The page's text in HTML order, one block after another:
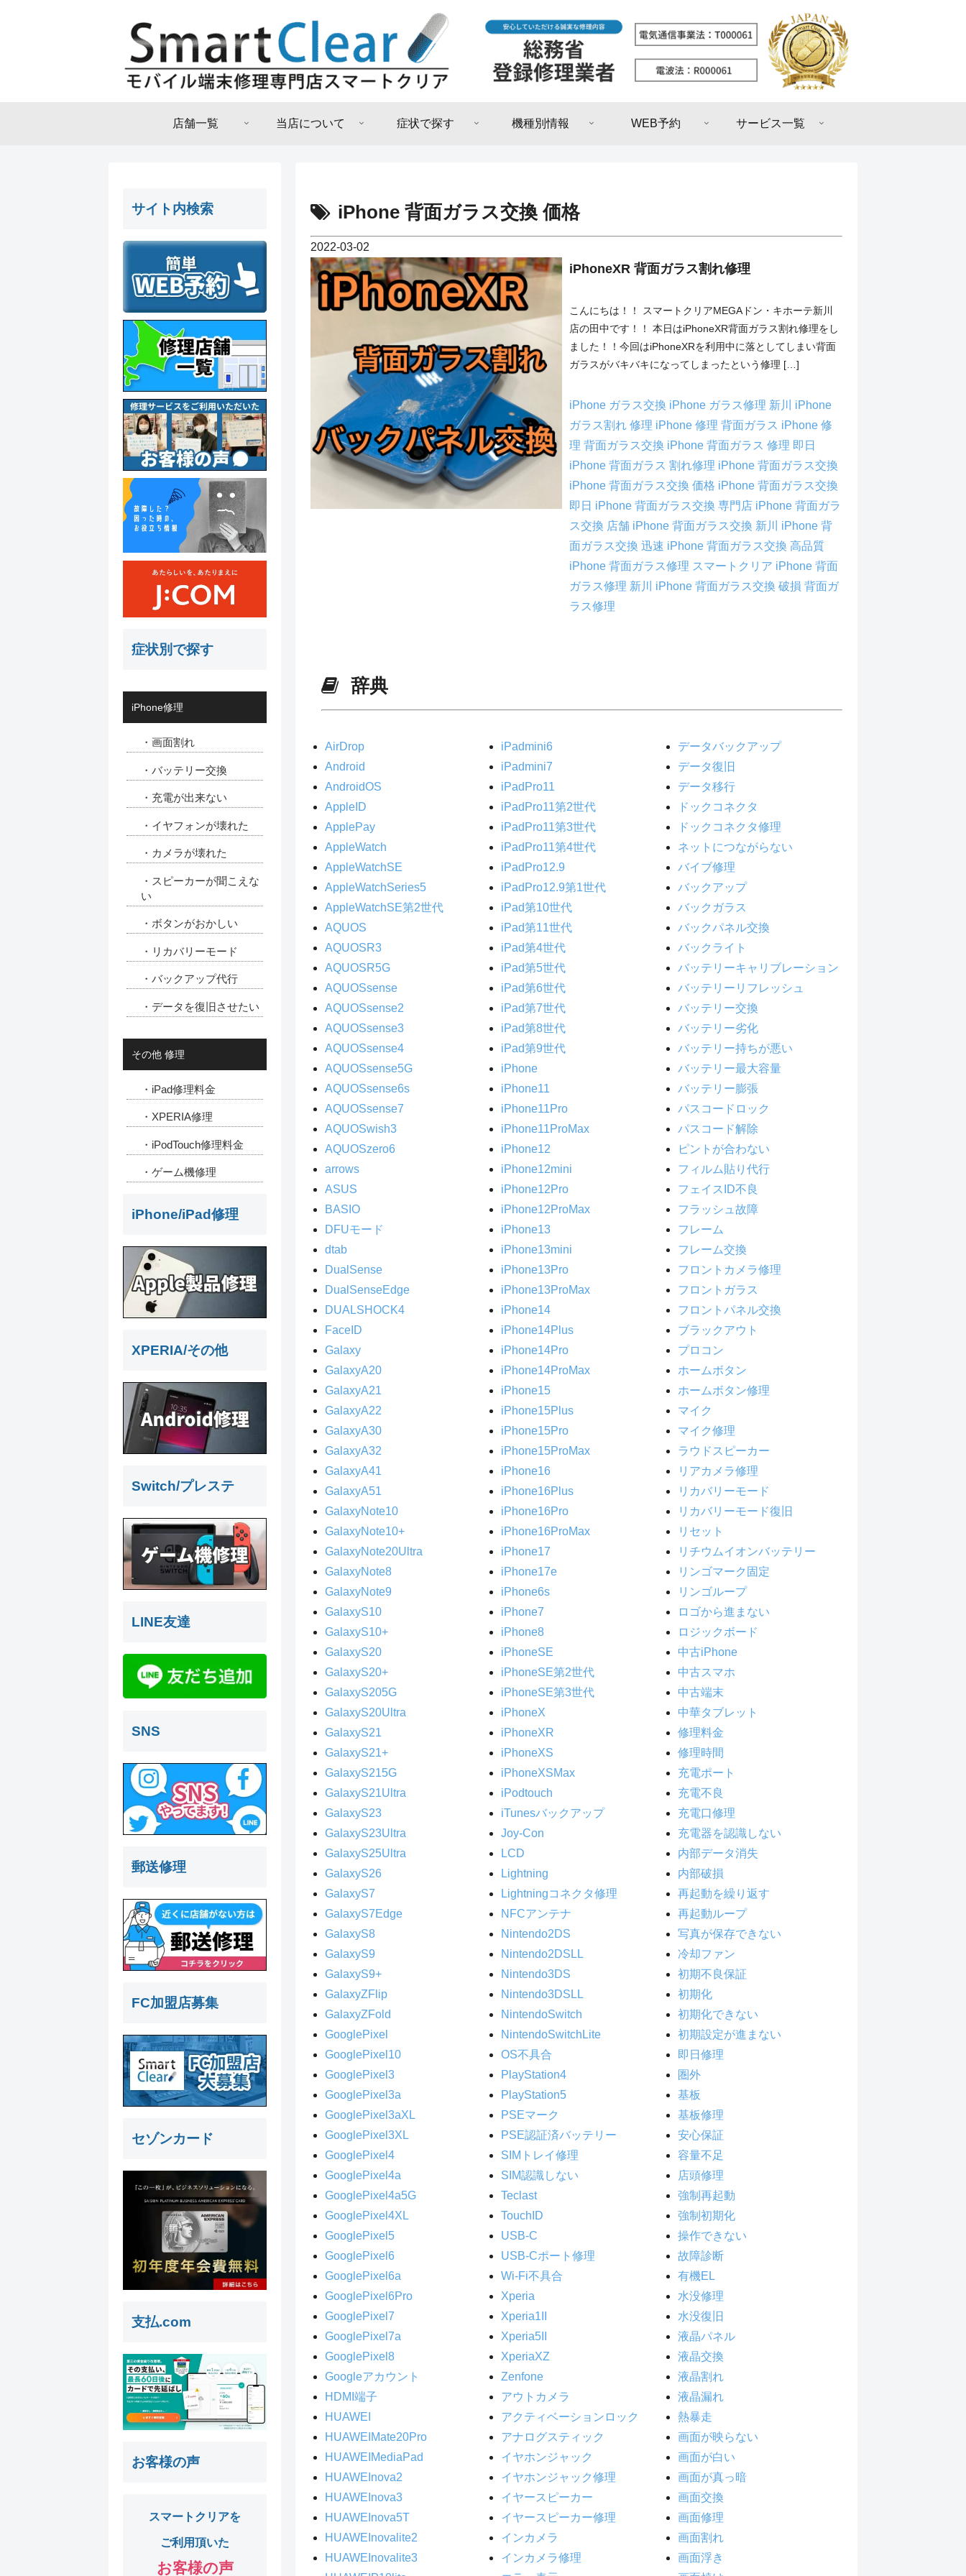
店舗一覧 当店について 症状で探す 機種別情報 WEB予約 サービス一覧
iPhone 背面ガラス交換 価格
2022-03-02
iPhoneXR 背面ガラス割れ修理
こんにちは！！ スマートクリアMEGAドン・キホーテ新川
店の田中です！！ 本日はiPhoneXR背面ガラス割れ修理をし
ました！！今回はiPhoneXRを利用中に落としてしまい背面
ガラスがバキバキになってしまったという修理 […]
iPhone ガラス交換 iPhone ガラス修理 新川 iPhone
ガラス割れ 修理 iPhone 修理 背面ガラス iPhone 修
理 背面ガラス交換 iPhone 背面ガラス 修理 即日
iPhone 背面ガラス 割れ修理 iPhone 背面ガラス交換
iPhone 背面ガラス交換 価格 iPhone 背面ガラス交換
即日 iPhone 背面ガラス交換 専門店 iPhone 背面ガラ
ス交換 店舗 iPhone 背面ガラス交換 新川 iPhone 背
面ガラス交換 迅速 iPhone 背面ガラス交換 高品質
iPhone 背面ガラス修理 スマートクリア iPhone 背面
ガラス修理 新川 iPhone 背面ガラス交換 破損 背面ガ
ラス修理
辞典
AirDrop
Android
AndroidOS
AppleID
ApplePay
AppleWatch
AppleWatchSE
AppleWatchSeries5
AppleWatchSE第2世代
AQUOS
AQUOSR3
AQUOSR5G
AQUOSsense
AQUOSsense2
AQUOSsense3
AQUOSsense4
AQUOSsense5G
AQUOSsense6s
AQUOSsense7
AQUOSwish3
AQUOSzero6
arrows
ASUS
BASIO
DFUモード
dtab
DualSense
DualSenseEdge
DUALSHOCK4
FaceID
Galaxy
GalaxyA20
GalaxyA21
GalaxyA22
GalaxyA30
GalaxyA32
GalaxyA41
GalaxyA51
GalaxyNote10
GalaxyNote10+
GalaxyNote20Ultra
GalaxyNote8
GalaxyNote9
GalaxyS10
GalaxyS10+
GalaxyS20
GalaxyS20+
GalaxyS205G
GalaxyS20Ultra
GalaxyS21
GalaxyS21+
GalaxyS215G
GalaxyS21Ultra
GalaxyS23
GalaxyS23Ultra
GalaxyS25Ultra
GalaxyS26
GalaxyS7
GalaxyS7Edge
GalaxyS8
GalaxyS9
GalaxyS9+
GalaxyZFlip
GalaxyZFold
GooglePixel
GooglePixel10
GooglePixel3
GooglePixel3a
GooglePixel3aXL
GooglePixel3XL
GooglePixel4
GooglePixel4a
GooglePixel4a5G
GooglePixel4XL
GooglePixel5
GooglePixel6
GooglePixel6a
GooglePixel6Pro
GooglePixel7
GooglePixel7a
GooglePixel8
Googleアカウント
HDMI端子
HUAWEI
HUAWEIMate20Pro
HUAWEIMediaPad
HUAWEInova2
HUAWEInova3
HUAWEInova5T
HUAWEInovalite2
HUAWEInovalite3
iPadmini6
iPadmini7
iPadPro11
iPadPro11第2世代
iPadPro11第3世代
iPadPro11第4世代
iPadPro12.9
iPadPro12.9第1世代
iPad第10世代
iPad第11世代
iPad第4世代
iPad第5世代
iPad第6世代
iPad第7世代
iPad第8世代
iPad第9世代
iPhone
iPhone11
iPhone11Pro
iPhone11ProMax
iPhone12
iPhone12mini
iPhone12Pro
iPhone12ProMax
iPhone13
iPhone13mini
iPhone13Pro
iPhone13ProMax
iPhone14
iPhone14Plus
iPhone14Pro
iPhone14ProMax
iPhone15
iPhone15Plus
iPhone15Pro
iPhone15ProMax
iPhone16
iPhone16Plus
iPhone16Pro
iPhone16ProMax
iPhone17
iPhone17e
iPhone6s
iPhone7
iPhone8
iPhoneSE
iPhoneSE第2世代
iPhoneSE第3世代
iPhoneX
iPhoneXR
iPhoneXS
iPhoneXSMax
iPodtouch
iTunesバックアップ
Joy-Con
LCD
Lightning
Lightningコネクタ修理
NFCアンテナ
Nintendo2DS
Nintendo2DSLL
Nintendo3DS
Nintendo3DSLL
NintendoSwitch
NintendoSwitchLite
OS不具合
PlayStation4
PlayStation5
PSEマーク
PSE認証済バッテリー
SIMトレイ修理
SIM認識しない
Teclast
TouchID
USB-C
USB-Cポート修理
Wi-Fi不具合
Xperia
Xperia1II
Xperia5II
XperiaXZ
Zenfone
アウトカメラ
アクティベーションロック
アナログスティック
イヤホンジャック
イヤホンジャック修理
イヤースピーカー
イヤースピーカー修理
インカメラ
インカメラ修理
データバックアップ
データ復旧
データ移行
ドックコネクタ
ドックコネクタ修理
ネットにつながらない
バイブ修理
バックアップ
バックガラス
バックパネル交換
バックライト
バッテリーキャリブレーション
バッテリーリフレッシュ
バッテリー交換
バッテリー劣化
バッテリー持ちが悪い
バッテリー最大容量
バッテリー膨張
パスコードロック
パスコード解除
ピントが合わない
フィルム貼り代行
フェイスID不良
フラッシュ故障
フレーム
フレーム交換
フロントカメラ修理
フロントガラス
フロントパネル交換
ブラックアウト
プロコン
ホームボタン
ホームボタン修理
マイク
マイク修理
ラウドスピーカー
リアカメラ修理
リカバリーモード
リカバリーモード復旧
リセット
リチウムイオンバッテリー
リンゴマーク固定
リンゴループ
ロゴから進まない
ロジックボード
中古iPhone
中古スマホ
中古端末
中華タブレット
修理料金
修理時間
充電ポート
充電不良
充電口修理
充電器を認識しない
内部データ消失
内部破損
再起動を繰り返す
再起動ループ
写真が保存できない
冷却ファン
初期不良保証
初期化
初期化できない
初期設定が進まない
即日修理
圏外
基板
基板修理
安心保証
容量不足
店頭修理
強制再起動
強制初期化
操作できない
故障診断
有機EL
水没修理
水没復旧
液晶パネル
液晶交換
液晶割れ
液晶漏れ
熱暴走
画面が映らない
画面が白い
画面が真っ暗
画面交換
画面修理
画面割れ
画面浮き
サイト内検索
症状別で探す
iPhone修理
・画面割れ
・バッテリー交換
・充電が出来ない
・イヤフォンが壊れた
・カメラが壊れた
・スピーカーが聞こえな
い
・ボタンがおかしい
・リカバリーモード
・バックアップ代行
・データを復旧させたい
その他 修理
・iPad修理料金
・XPERIA修理
・iPodTouch修理料金
・ゲーム機修理
iPhone/iPad修理
XPERIA/その他
Switch/プレステ
LINE友達
SNS
郵送修理
FC加盟店募集
セゾンカード
支払.com
お客様の声
スマートクリアを
ご利用頂いた
お客様の声